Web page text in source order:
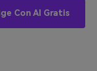
Con AI Gratis